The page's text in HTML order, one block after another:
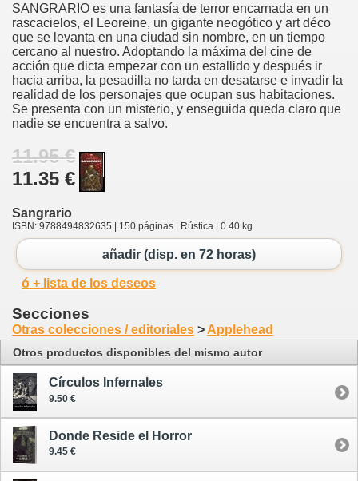
SANGRARIO es una fantasía de terror encarnada en un
rascacielos, el Leoreine, un gigante neogótico y art déco
que se levanta en una ciudad sin nombre, en un tiempo
cercano al nuestro. Adoptando la máxima del cine de
acción que dicta empezar con un estallido y después ir
hacia arriba, la pesadilla no tarda en desatarse e invadir la
realidad de los personajes que ocupan sus habitaciones.
Se presenta con un misterio, y enseguida queda claro que
nadie se encuentra a salvo.
11.95 €
11.35 €
Sangrario
ISBN: 9788494832635 | 150 páginas | Rústica | 0.40 kg
añadir (disp. en 72 horas)
ó + lista de los deseos
Secciones
Otras colecciones / editoriales > Applehead
Otros productos disponibles del mismo autor
Círculos Infernales
9.50 €
Donde Reside el Horror
9.45 €